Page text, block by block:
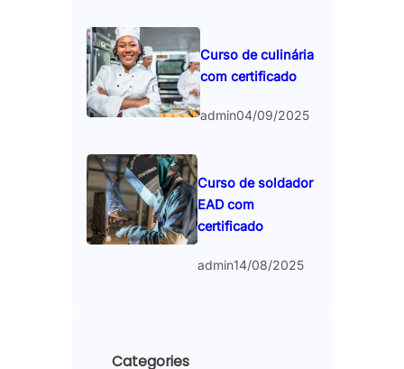
Curso de culinária
com certificado
admin04/09/2025
Curso de soldador
EAD com
certificado
admin14/08/2025
Categories